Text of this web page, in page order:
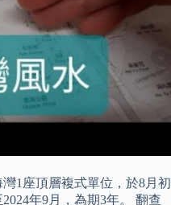
1座頂層複式單位，於8月初
年9月，為期3年。 翻查